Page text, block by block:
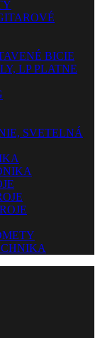
BICIE
LP PLATNE
SVETELNÁ